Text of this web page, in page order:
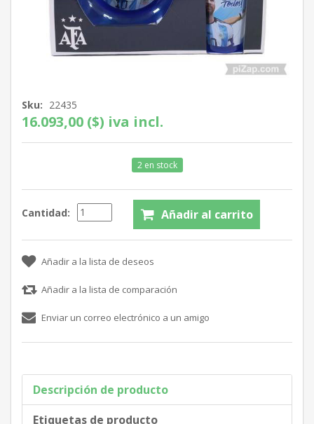
Sku: 22435
16.093,00 ($) iva incl.
2 en stock
Cantidad:
Descripción de producto
Etiquetas de producto